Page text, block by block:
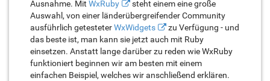
Ausnahme. Mit WxRuby
steht einem eine große
Auswahl, von einer länderübergreifender Community
ausführlich getesteterWxWidgets
zu Verfügung - und
das beste ist, man kann sie jetzt auch mit Ruby
einsetzen. Anstatt lange darüber zu reden wie WxRuby
funktioniert beginnen wir am besten mit einem
einfachen Beispiel, welches wir anschließend erklären.